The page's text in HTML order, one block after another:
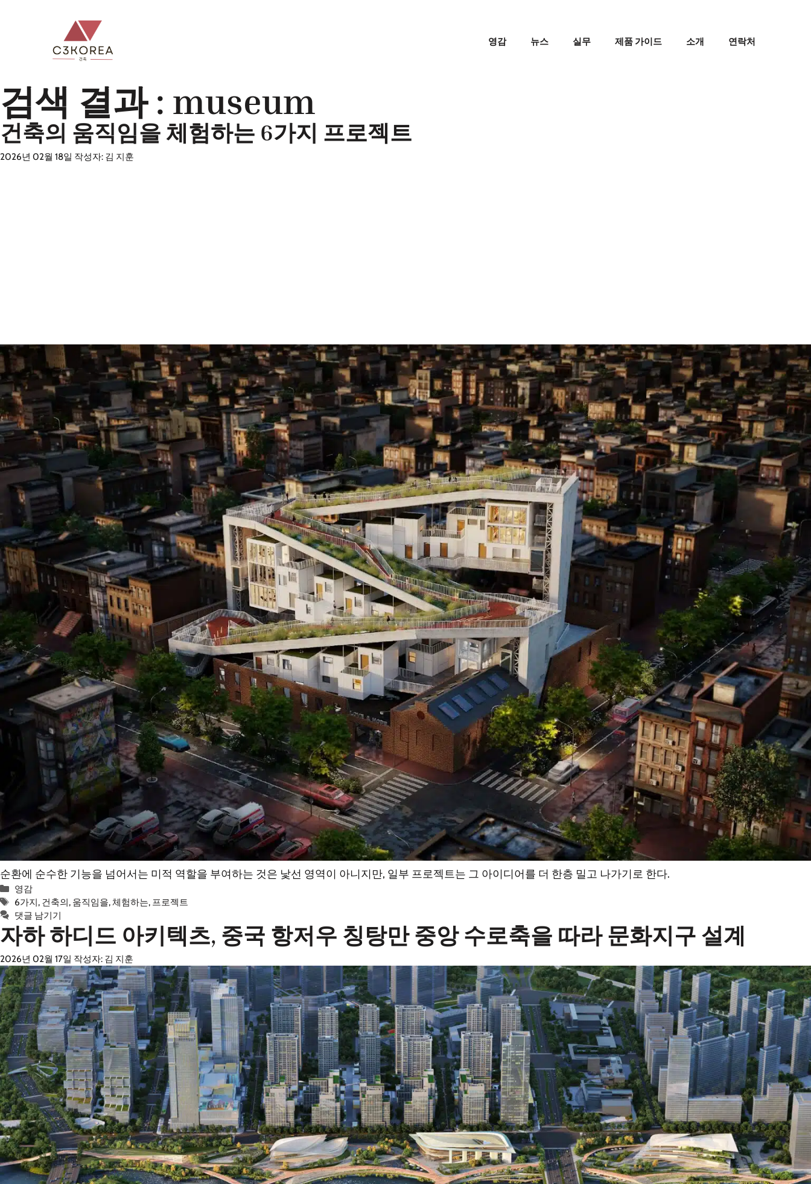
너
뛰
기
영감 뉴스 실무 제품 가이드 소개 연락처
검색 결과 : museum
건축의 움직임을 체험하는 6가지 프로젝트
2026년 02월 18일 작성자: 김 지훈
순환에 순수한 기능을 넘어서는 미적 역할을 부여하는 것은 낯선 영역이 아니지만, 일부 프로젝트는 그 아이디어를 더 한층 밀고 나가기로 한다.
카
테
고
리
영감
태
그
6가지, 건축의, 움직임을, 체험하는, 프로젝트
댓글 남기기
자하 하디드 아키텍츠, 중국 항저우 칭탕만 중앙 수로축을 따라 문화지구 설계
2026년 02월 17일 작성자: 김 지훈